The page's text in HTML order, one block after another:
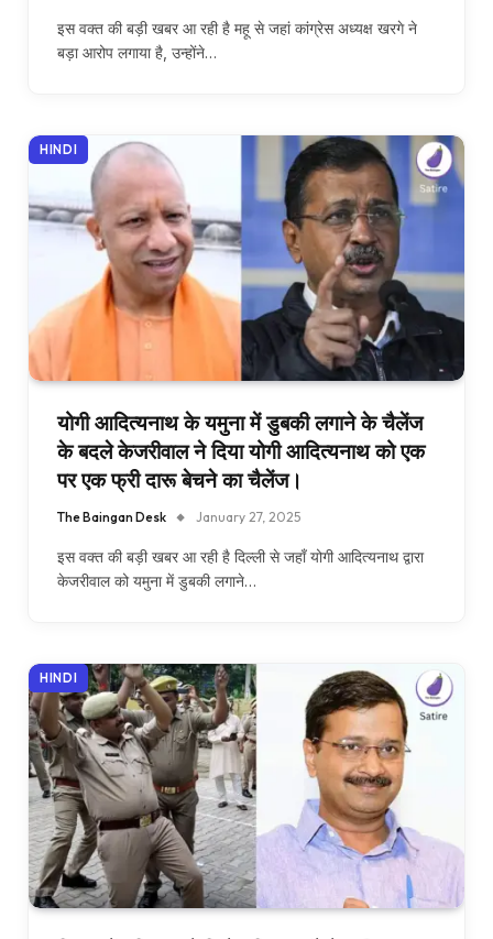
इस वक्त की बड़ी खबर आ रही है महू से जहां कांग्रेस अध्यक्ष खरगे ने
बड़ा आरोप लगाया है, उन्होंने…
HINDI
योगी आदित्यनाथ के यमुना में डुबकी लगाने के चैलेंज
के बदले केजरीवाल ने दिया योगी आदित्यनाथ को एक
पर एक फ्री दारू बेचने का चैलेंज।
The Baingan Desk January 27, 2025
इस वक्त की बड़ी खबर आ रही है दिल्ली से जहाँ योगी आदित्यनाथ द्वारा
केजरीवाल को यमुना में डुबकी लगाने…
HINDI